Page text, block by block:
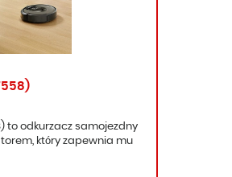
to odkurzacz samojezdny
który zapewnia mu